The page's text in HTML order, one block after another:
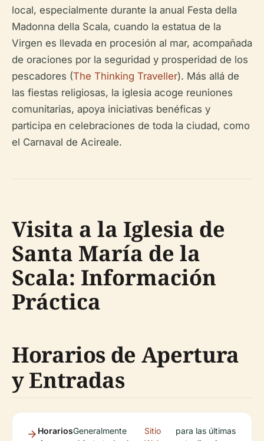
local, especialmente durante la anual Festa della
Madonna della Scala, cuando la estatua de la
Virgen es llevada en procesión al mar, acompañada
de oraciones por la seguridad y prosperidad de los
pescadores (The Thinking Traveller). Más allá de
las fiestas religiosas, la iglesia acoge reuniones
comunitarias, apoya iniciativas benéficas y
participa en celebraciones de toda la ciudad, como
el Carnaval de Acireale.
Visita a la Iglesia de
Santa María de la
Scala: Información
Práctica
Horarios de Apertura
y Entradas
HorariosGeneralmente
Sitio
para las últimas